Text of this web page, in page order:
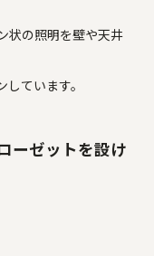
状の照明を壁や天井
ています。
ーゼットを設け